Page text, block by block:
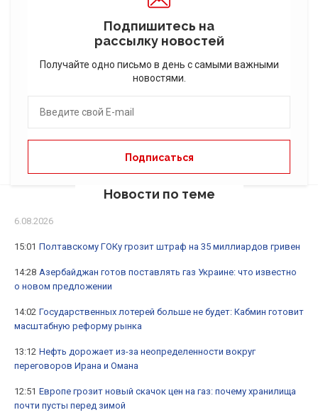
Подпишитесь на
рассылку новостей
Получайте одно письмо в день с самыми важными
новостями.
Новости по теме
6.08.2026
15:01 Полтавскому ГОКу грозит штраф на 35 миллиардов гривен
14:28 Азербайджан готов поставлять газ Украине: что известно
о новом предложении
14:02 Государственных лотерей больше не будет: Кабмин готовит
масштабную реформу рынка
13:12 Нефть дорожает из-за неопределенности вокруг
переговоров Ирана и Омана
12:51 Европе грозит новый скачок цен на газ: почему хранилища
почти пусты перед зимой